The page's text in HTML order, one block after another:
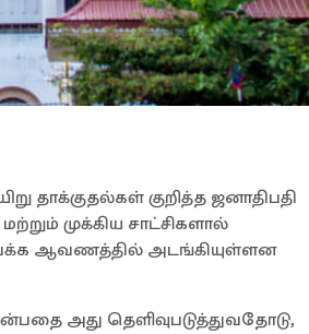
தாக்குதல்கள் குறித்த ஜனாதிபதி
முக்கிய சாட்சிகளால்
பக்க ஆவணத்தில் அடங்கியுள்ளன
அது தெளிவுபடுத்துவதோடு,